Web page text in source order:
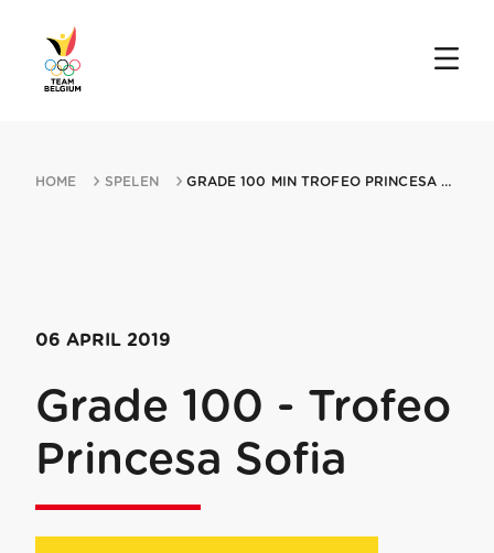
HOME SPELEN GRADE 100 MIN TROFEO PRINCESA SOFIA 06042019 PALMA DE MALLORCA
06 APRIL 2019
Grade 100 - Trofeo
Princesa Sofia